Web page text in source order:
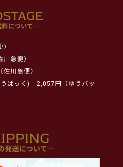
急便）
川急便）
ぱっく)
2,057円（ゆうパッ